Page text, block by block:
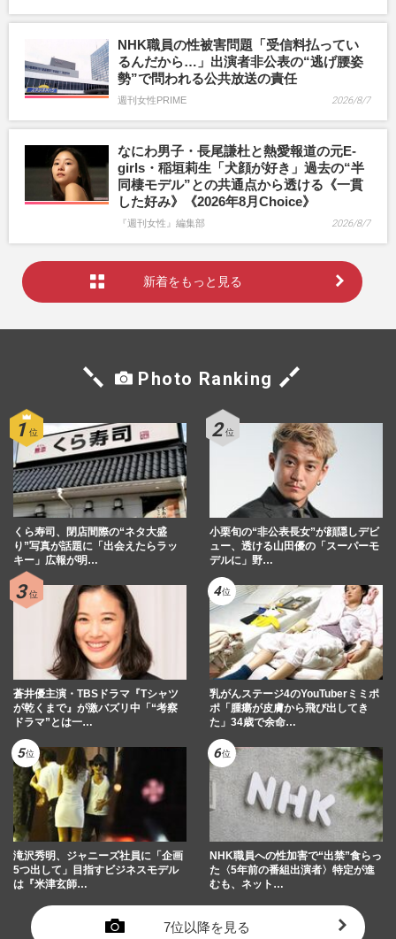
NHK職員の性被害問題「受信料払ってい
るんだから…」出演者非公表の“逃げ腰姿
勢”で問われる公共放送の責任
週刊女性PRIME 2026/8/7
なにわ男子・長尾謙杜と熱愛報道の元E-
girls・稲垣莉生「犬顔が好き」過去の“半
同棲モデル”との共通点から透ける《一貫
した好み》《2026年8月Choice》
『週刊女性』編集部 2026/8/7
新着をもっと見る
Photo Ranking
くら寿司、閉店間際の“ネタ大盛
り”写真が話題に「出会えたらラッ
キー」広報が明…
小栗旬の“非公表長女”が顔隠しデビ
ュー、透ける山田優の「スーパーモ
デルに」野…
蒼井優主演・TBSドラマ『Tシャツ
が乾くまで』が激バズリ中「“考察
ドラマ”とは一…
乳がんステージ4のYouTuberミミポ
ポ「腫瘍が皮膚から飛び出してき
た」34歳で余命…
滝沢秀明、ジャニーズ社員に「企画
5つ出して」目指すビジネスモデル
は『米津玄師…
NHK職員への性加害で“出禁”食らっ
た〈5年前の番組出演者〉特定が進
むも、ネット…
7位以降を見る